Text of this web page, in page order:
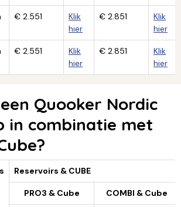
€ 2.551
Klik
hier
€ 2.851
Klik
hier
€ 2.551
Klik
hier
€ 2.851
Klik
hier
Quooker Nordic
in combinatie met
Reservoirs & CUBE
PRO3 & Cube COMBI & Cube